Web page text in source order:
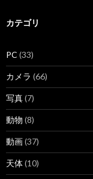
カテゴリ
PC (33)
カメラ (66)
写真(7)
動物 (8)
動画(37)
天体(10)